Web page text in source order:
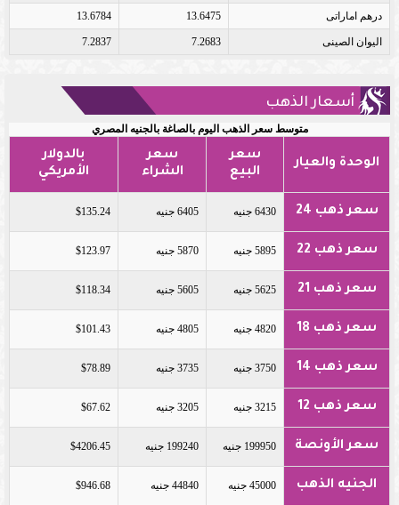
درهم اماراتى 13.6475
13.6784
اليوان الصينى 7.2683
7.2837
أسعار الذهب
متوسط سعر الذهب اليوم بالصاغة بالجنيه المصري
الوحدة والعيار
سعر
البيع
سعر
الشراء
بالدولار
الأمريكي
سعر ذهب 24 6430 جنيه 6405 جنيه $135.24
سعر ذهب 22 5895 جنيه 5870 جنيه $123.97
سعر ذهب 21 5625 جنيه 5605 جنيه $118.34
سعر ذهب 18 4820 جنيه 4805 جنيه $101.43
سعر ذهب 14 3750 جنيه 3735 جنيه $78.89
سعر ذهب 12 3215 جنيه 3205 جنيه $67.62
سعر الأونصة 199950 جنيه 199240 جنيه $4206.45
الجنيه الذهب 45000 جنيه 44840 جنيه $946.68